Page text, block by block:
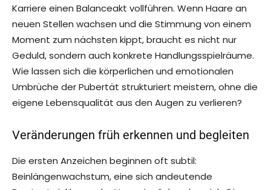
Karriere einen Balanceakt vollführen. Wenn Haare an
neuen Stellen wachsen und die Stimmung von einem
Moment zum nächsten kippt, braucht es nicht nur
Geduld, sondern auch konkrete Handlungsspielräume.
Wie lassen sich die körperlichen und emotionalen
Umbrüche der Pubertät strukturiert meistern, ohne die
eigene Lebensqualität aus den Augen zu verlieren?
Veränderungen früh erkennen und begleiten
Die ersten Anzeichen beginnen oft subtil:
Beinlängenwachstum, eine sich andeutende